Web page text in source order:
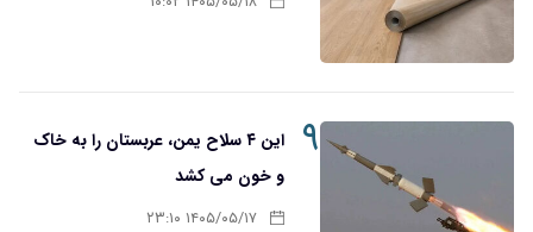
۹
این ۴ سلاح یمن، عربستان را به خاک
و خون می کشد
۱۴۰۵/۰۵/۱۷ ۲۳:۱۰